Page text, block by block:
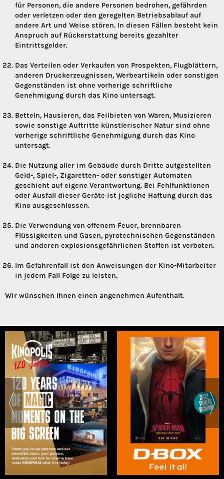
für Personen, die andere Personen bedrohen, gefährden
oder verletzen oder den geregelten Betriebsablauf auf
andere Art und Weise stören. In diesen Fällen besteht kein
Anspruch auf Rückerstattung bereits gezahlter
Eintrittsgelder.
Das Verteilen oder Verkaufen von Prospekten, Flugblättern,
anderen Druckerzeugnissen, Werbeartikeln oder sonstigen
Gegenständen ist ohne vorherige schriftliche
Genehmigung durch das Kino untersagt.
Betteln, Hausieren, das Feilbieten von Waren, Musizieren
sowie sonstige Auftritte künstlerischer Natur sind ohne
vorherige schriftliche Genehmigung durch das Kino
untersagt.
Die Nutzung aller im Gebäude durch Dritte aufgestellten
Geld-, Spiel-, Zigaretten- oder sonstiger Automaten
geschieht auf eigene Verantwortung. Bei Fehlfunktionen
oder Ausfall dieser Geräte ist jegliche Haftung durch das
Kino ausgeschlossen.
Die Verwendung von offenem Feuer, brennbaren
Flüssigkeiten und Gasen, pyrotechnischen Gegenständen
und anderen explosionsgefährlichen Stoffen ist verboten.
Im Gefahrenfall ist den Anweisungen der Kino-Mitarbeiter
in jedem Fall Folge zu leisten.
Wir wünschen Ihnen einen angenehmen Aufenthalt.